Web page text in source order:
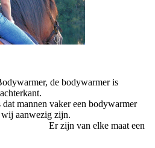
bodywarmer is
vaker een bodywarmer
wij aanwezig zijn.
elke maat een